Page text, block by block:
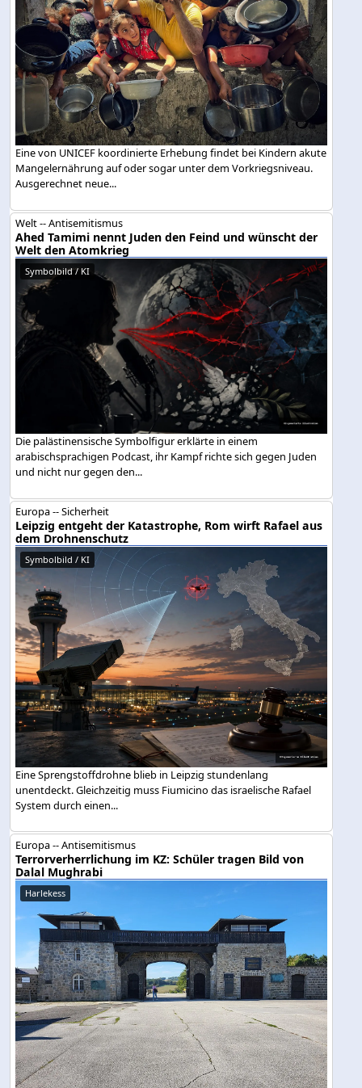
Eine von UNICEF koordinierte Erhebung findet bei Kindern akute
Mangelernährung auf oder sogar unter dem Vorkriegsniveau.
Ausgerechnet neue...
Welt -- Antisemitismus
Ahed Tamimi nennt Juden den Feind und wünscht der
Welt den Atomkrieg
Symbolbild / KI
Die palästinensische Symbolfigur erklärte in einem
arabischsprachigen Podcast, ihr Kampf richte sich gegen Juden
und nicht nur gegen den...
Europa -- Sicherheit
Leipzig entgeht der Katastrophe, Rom wirft Rafael aus
dem Drohnenschutz
Symbolbild / KI
Eine Sprengstoffdrohne blieb in Leipzig stundenlang
unentdeckt. Gleichzeitig muss Fiumicino das israelische Rafael
System durch einen...
Europa -- Antisemitismus
Terrorverherrlichung im KZ: Schüler tragen Bild von
Dalal Mughrabi
Harlekess